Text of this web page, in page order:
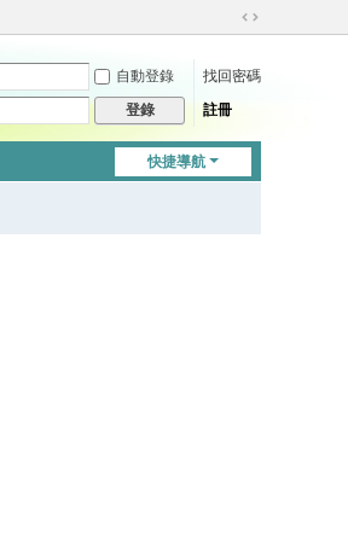
切
到
自動登錄
找回密碼
登錄 註冊
快捷導航